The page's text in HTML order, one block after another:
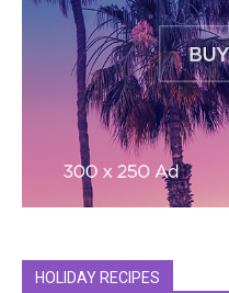
HOLIDAY RECIPES